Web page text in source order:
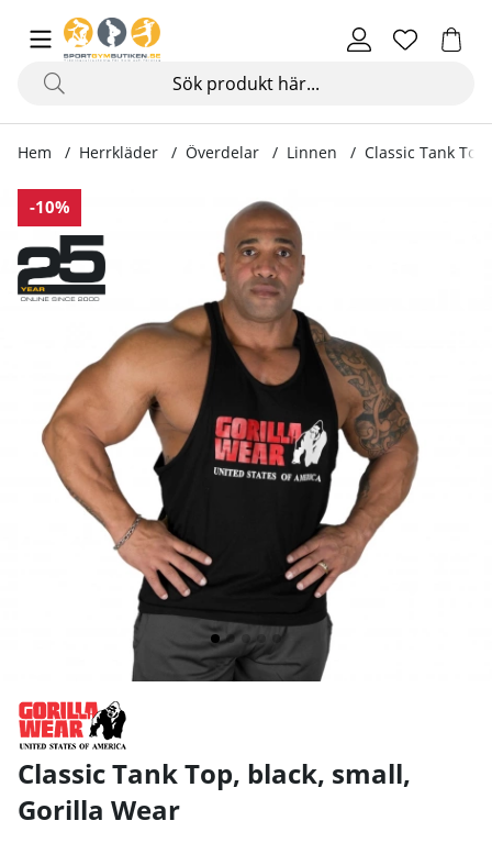
Hem Herrkläder Överdelar Linnen Classic Tank
-10%
Produktbilder Classic Tank Top, black
Classic Tank Top, black, small,
Gorilla Wear